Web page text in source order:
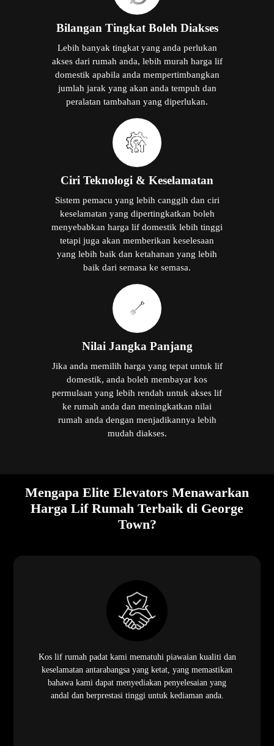
Bilangan Tingkat Boleh Diakses
Lebih banyak tingkat yang anda perlukan
akses dari rumah anda, lebih murah harga lif
domestik apabila anda mempertimbangkan
jumlah jarak yang akan anda tempuh dan
peralatan tambahan yang diperlukan.
Ciri Teknologi & Keselamatan
Sistem pemacu yang lebih canggih dan ciri
keselamatan yang dipertingkatkan boleh
menyebabkan harga lif domestik lebih tinggi
tetapi juga akan memberikan keselesaan
yang lebih baik dan ketahanan yang lebih
baik dari semasa ke semasa.
Nilai Jangka Panjang
Jika anda memilih harga yang tepat untuk lif
domestik, anda boleh membayar kos
permulaan yang lebih rendah untuk akses lif
ke rumah anda dan meningkatkan nilai
rumah anda dengan menjadikannya lebih
mudah diakses.
Mengapa Elite Elevators Menawarkan
Harga Lif Rumah Terbaik di George
Town?
Kos lif rumah padat kami mematuhi piawaian kualiti dan
keselamatan antarabangsa yang ketat, yang memastikan
bahawa kami dapat menyediakan penyelesaian yang
andal dan berprestasi tinggi untuk kediaman anda.